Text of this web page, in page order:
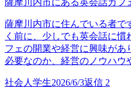
薩摩川内市に住んでいる者で
く前に、少しでも英会話に
フェの開業や経営に興味があ
必要なのか、経営のノウハウ
社会人学生2026/6/3返信 2